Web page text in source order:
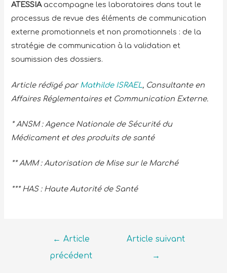
ATESSIAaccompagne les laboratoires dans tout le
processus de revue des éléments de communication
externe promotionnels et non promotionnels : de la
stratégie de communication à la validation et
soumission des dossiers.
Article rédigé par Mathilde ISRAEL , Consultante en
Affaires Réglementaires et Communication Externe.
* ANSM : Agence Nationale de Sécurité du
Médicament et des produits de santé
** AMM : Autorisation de Mise sur le Marché
*** HAS : Haute Autorité de Santé
← Article
précédent
Article suivant
→